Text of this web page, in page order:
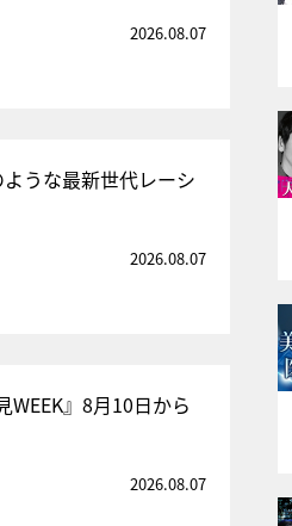
2026.08.07
うな最新世代レーシ
2026.08.07
』8月10日から
2026.08.07